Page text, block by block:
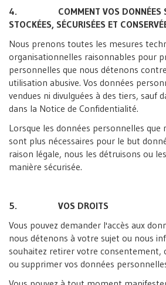
4. COMMENT VOS DONNÉES
STOCKÉES, SÉCURISÉES ET
Nous prenons toutes les mesures
organisationnelles raisonnables pour
personnelles que nous détenons
utilisation abusive. Vos données
vendues ni divulguées à des tiers, sauf
dans la Notice de Confidentialité.
Lorsque les données personnelles que
sont plus nécessaires pour le but
raison légale, nous les détruisons ou
manière sécurisée.
5. VOS DROITS
Vous pouvez demander l'accès aux
nous détenons à votre sujet ou nous
souhaitez retirer votre consentement,
ou supprimer vos données